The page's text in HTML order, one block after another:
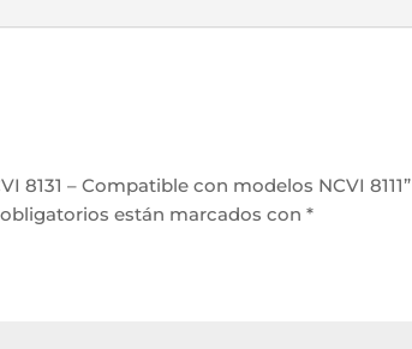
8131 – Compatible con modelos NCVI 8111”
están marcados con *